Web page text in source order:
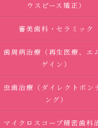
ウスピース矯正）
審美歯科・セラミック
歯周病治療（再生医療、エ
ゲイン）
虫歯治療（ダイレクトボン
ング）
マイクロスコープ精密歯科